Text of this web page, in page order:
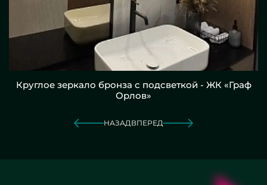
Круглое зеркало бронза с подсветкой - ЖК «Граф
Орлов»
НАЗАДВПЕРЕД